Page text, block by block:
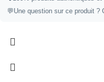
💬Une question sur ce produit ?